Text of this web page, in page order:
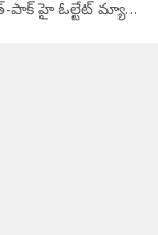
రైల్వే శాఖ కీలక నిర్ణయం